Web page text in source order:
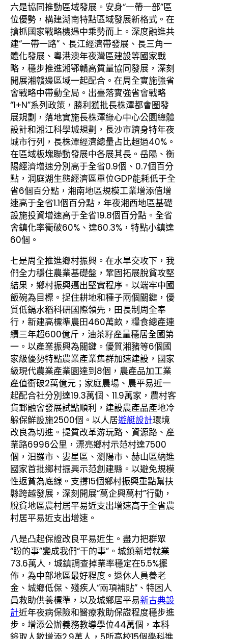
六是協同推動區域發展。安身“一帶一部”區
位優勢，構建湖南特點區域發展新格式。在
搶抓國家戰略機遇中乘勢而上。深度融進共
建“一帶一路”、長江經濟帶發展、長三角一
體化發展、粵港澳年夜灣區建設等國家戰
略，穩步推進湘鄂贛高質量協同發展，深刻
開展湘贛邊區域一起配合。在周全實施強省
會戰略中帶動全局。出臺落實強省會戰略
“1+N”系列政策，勝利獲批長株潭都會圈發
展規劃，落地實施長株潭綠心中心公園總體
設計和湘江科學城規劃，長沙市躋身特年夜
城市行列，長株潭經濟總量占比超過40%。
在區域板塊聯動發展中各展其長。岳陽、衡
陽經濟增速分別高于全省0.9個、0.7個百分
點，洞庭湖生態經濟區單位GDP能耗低于全
省6個百分點，湘南地區規模工業增添值增
速高于全省1.1個百分點，年夜湘西地區基礎
設施投資增速高于全省19.8個百分點。全省
會鎮化率衝破60%、達60.3%，特點小鎮達
60個。
七是周全推進鄉村振興。在水旱交攻下，我
們全力穩住農業基礎盤，鞏固拓展脫貧攻堅
結果，鄉村振興邁出堅實程序。以端牢中國
飯碗為目標。捉住耕地和種子兩個關鍵，優
質低鎘水稻科研國際領先，田長制周全奉
行，新建高標準農田460萬畝，糧食總產連
續三年超600億斤，油茶籽產量穩居全國第
一。以產業振興為關鍵。優質湘豬等6個國
家級優勢特點農業產業集群加速建設，國家
級現代農業產業園達到8個，農產品加工業
產值衝破2萬億元；家庭農場、農平易近一
起配合社分別達19.3萬個、11.9萬家，農村客
貨郵融會發展試點順利，建設農產品產地冷
躲保鮮設施2500個。以人居遊艇設計環境
改良為切進。提質改革游玩路、資源路、產
業路6996公里，漂亮鄉村示范村達7500
個，汨羅市、婁星區、瀏陽市、赫山區納進
國家首批鄉村振興示范創建縣。以避免規模
性返貧為底線。支撐15個鄉村振興重點幫扶
縣跨越發展，深刻開展“萬企興萬村”行動，
脫貧地區農村居平易近支出增速高于全省農
村居平易近支出增速。
八是凸起保證改良平易近生。盡力把群眾
“盼的事”變成我們“干的事”。城鎮新增就業
73.6萬人，城鎮調查掉業率穩定在5.5%擺
佈，為中部地區最好程度。退休人員養老
金、城鄉低保、殘疾人“兩項補貼”、特困人
員救助供養標準，以及城鄉居平易新古典設
計近年夜病保險和醫療救助保證程度穩步進
步。增添公辦義務教導學位44萬個，本科